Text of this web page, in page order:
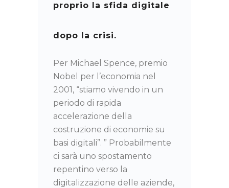
proprio la sfida digitale
dopo la crisi.
Per Michael Spence, premio
Nobel per l’economia nel
2001, “stiamo vivendo in un
periodo di rapida
accelerazione della
costruzione di economie su
basi digitali”. ” Probabilmente
ci sarà uno spostamento
repentino verso la
digitalizzazione delle aziende,